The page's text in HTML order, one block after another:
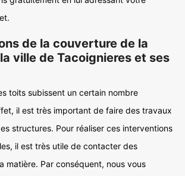
de la couverture de la
ville de Tacoignieres et ses
toits subissent un certain nombre
il est très important de faire des travaux
structures. Pour réaliser ces interventions
il est très utile de contacter des
matière. Par conséquent, nous vous